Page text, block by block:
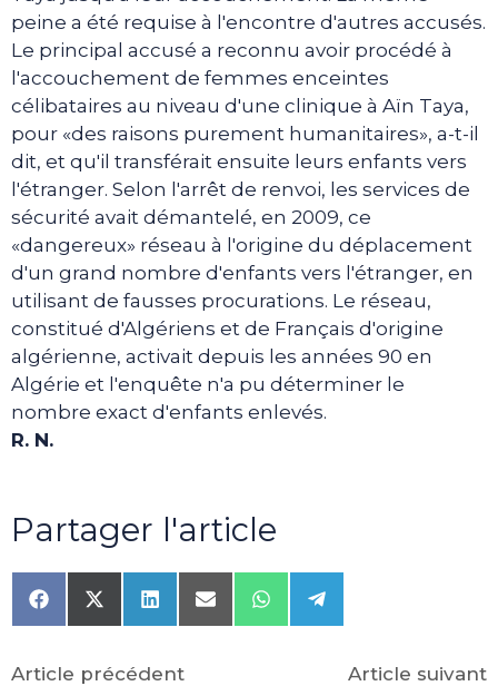
peine a été requise à l'encontre d'autres accusés.
Le principal accusé a reconnu avoir procédé à
l'accouchement de femmes enceintes
célibataires au niveau d'une clinique à Aïn Taya,
pour «des raisons purement humanitaires», a-t-il
dit, et qu'il transférait ensuite leurs enfants vers
l'étranger. Selon l'arrêt de renvoi, les services de
sécurité avait démantelé, en 2009, ce
«dangereux» réseau à l'origine du déplacement
d'un grand nombre d'enfants vers l'étranger, en
utilisant de fausses procurations. Le réseau,
constitué d'Algériens et de Français d'origine
algérienne, activait depuis les années 90 en
Algérie et l'enquête n'a pu déterminer le
nombre exact d'enfants enlevés.
R. N.
Partager l'article
Share
on
Share
on
(Twitter)
Share
on
Share
on
Share
on
Share
on
Article précédent
Article suivant